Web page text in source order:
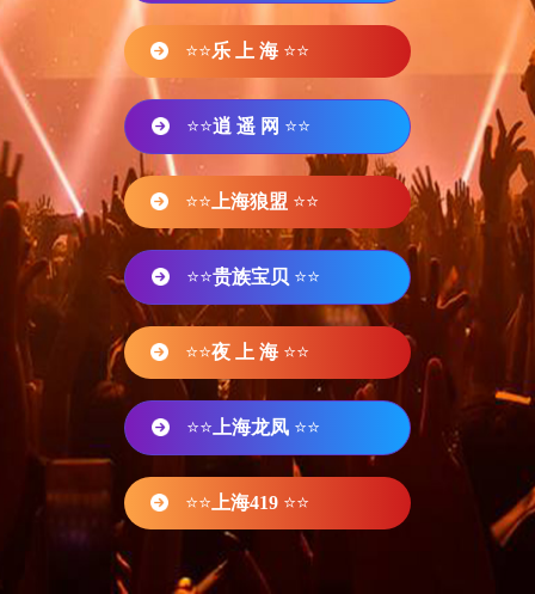
⭐⭐乐 上 海 ⭐⭐
⭐⭐逍 遥 网 ⭐⭐
⭐⭐ 上海狼盟 ⭐⭐
⭐⭐贵族宝贝 ⭐⭐
⭐⭐夜 上 海 ⭐⭐
⭐⭐ 上海龙凤 ⭐⭐
⭐⭐ 上海419 ⭐⭐